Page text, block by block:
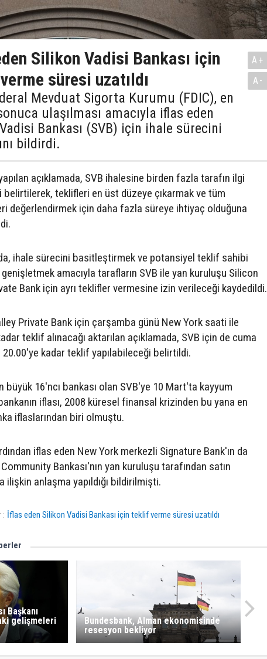
Silikon Vadisi Bankası için
süresi uzatıldı
Mevduat Sigorta Kurumu (FDIC), en
ulaşılması amacıyla iflas eden
Bankası (SVB) için ihale sürecini
bildirdi.
A+
A-
açıklamada, SVB ihalesine birden fazla tarafın ilgi
teklifleri en üst düzeye çıkarmak ve tüm
değerlendirmek için daha fazla süreye ihtiyaç olduğuna
ihale sürecini basitleştirmek ve potansiyel teklif sahibi
amacıyla tarafların SVB ile yan kuruluşu Silicon
Bank için ayrı teklifler vermesine izin verileceği kaydedildi.
Private Bank için çarşamba günü New York saati ile
teklif alınacağı aktarılan açıklamada, SVB için de cuma
20.00'ye kadar teklif yapılabileceği belirtildi.
büyük 16'ncı bankası olan SVB'ye 10 Mart'ta kayyum
iflası, 2008 küresel finansal krizinden bu yana en
iflaslarından biri olmuştu.
iflas eden New York merkezli Signature Bank'ın da
Bankası'nın yan kuruluşu tarafından satın
ilişkin anlaşma yapıldığı bildirilmişti.
: İflas eden Silikon Vadisi Bankası için teklif verme süresi uzatıldı
Başkanı
gelişmeleri
Bundesbank, Alman ekonomisinde
resesyon bekliyor